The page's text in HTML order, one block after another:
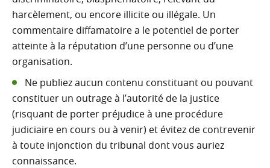
harcèlement, ou encore illicite ou illégale. Un
commentaire diffamatoire a le potentiel de porter
atteinte à la réputation d’une personne ou d’une
organisation.
Ne publiez aucun contenu constituant ou pouvant
constituer un outrage à l’autorité de la justice
(risquant de porter préjudice à une procédure
judiciaire en cours ou à venir) et évitez de contrevenir
à toute injonction du tribunal dont vous auriez
connaissance.